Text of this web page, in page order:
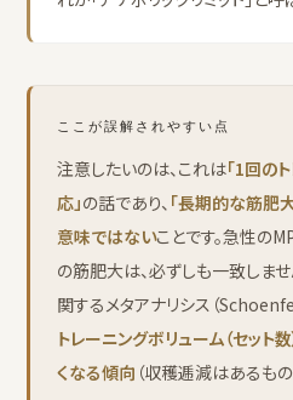
ここが誤解されやすい点
注意したいのは、これは「1回の
応」の話であり、 「長期的な筋肥
意味ではないことです。急性の
の筋肥大は、必ずしも一致しま
関するメタアナリシス（
トレーニングボリューム（セット
くなる傾向 （収穫逓減はあるも